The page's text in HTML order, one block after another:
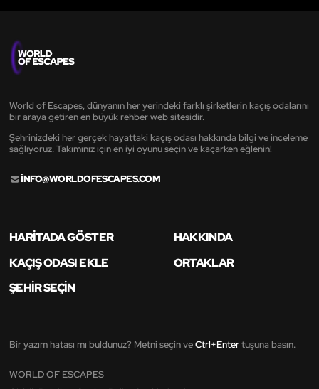
World of Escapes, dünyanın her yerindeki farklı şirketlerin kaçış odalarını
bir araya getiren en büyük rehber web sitesidir.
Şehrinizdeki her gerçek hayattaki kaçış odası hakkında bilgi ve inceleme
sağlıyoruz. Takımınız için en iyi oyunu seçin ve kaçarken eğlenin!
INFO@WORLDOFESCAPES.COM
HARITADA GÖSTER
HAKKINDA
KAÇIŞ ODASI EKLE
ORTAKLAR
ŞEHIR SEÇIN
Bir yazım hatası mı buldunuz? Metni seçin veCtrl+Entertuşuna basın.
WORLD OF ESCAPES